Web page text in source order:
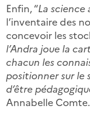
Enfin, “La science
l’inventaire des
concevoir les
l’Andra joue la
chacun les
positionner sur le
d’être
Annabelle Comte.